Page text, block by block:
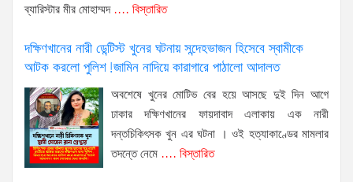
ব্যারিস্টার মীর মোহাম্মদ.... বিস্তারিত
দক্ষিণখানের নারী ডেন্টিস্ট খুনের ঘটনায় সন্দেহভাজন হিসেবে স্বামীকে
আটক করলো পুলিশ!জামিন নাদিয়ে কারাগারে পাঠালো আদালত
অবশেষে খুনের মোটিভ বের হয়ে আসছে দুই দিন আগে
ঢাকার দক্ষিণখানের ফায়দাবাদ এলাকায় এক নারী
দন্তচিকিৎসক খুন এর ঘটনা । ওই হত্যাকাণ্ডের মামলার
তদন্তে নেমে .... বিস্তারিত